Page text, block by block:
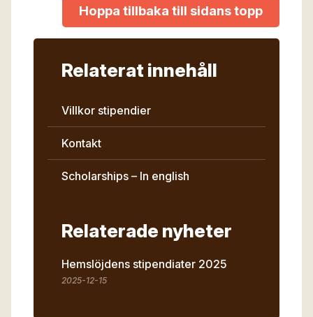
Hoppa tillbaka till sidans topp
Relaterat innehåll
Villkor stipendier
Kontakt
Scholarships – In english
Relaterade nyheter
Hemslöjdens stipendiater 2025
2025-12-15